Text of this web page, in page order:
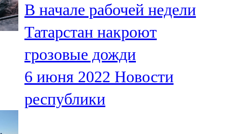
106,1 FM
Кама тамагы
71,51 FM
Кукмара
107,9 FM
В начале рабочей недели
Татарстан накроют
грозовые дожди
6 июня 2022 Новости
республики